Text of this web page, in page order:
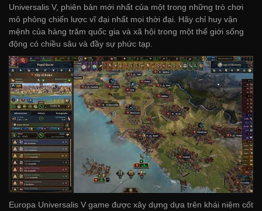
Universalis V, phiên bản mới nhất của một trong những trò chơi
mô phỏng chiến lược vĩ đại nhất mọi thời đại. Hãy chỉ huy vận
mệnh của hàng trăm quốc gia và xã hội trong một thế giới sống
động có chiều sâu và đầy sự phức tạp.
Europa Universalis V game được xây dựng dựa trên khái niệm cốt